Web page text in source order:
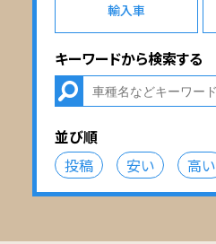
輸入車
キーワードから検索する
並び順
投稿
安い 高い